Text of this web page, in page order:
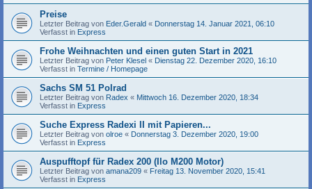
Preise
Letzter Beitrag von Eder.Gerald « Donnerstag 14. Januar 2021, 06:10
Verfasst in Express
Frohe Weihnachten und einen guten Start in 2021
Letzter Beitrag von Peter Klesel « Dienstag 22. Dezember 2020, 16:10
Verfasst in Termine / Homepage
Sachs SM 51 Polrad
Letzter Beitrag von Radex « Mittwoch 16. Dezember 2020, 18:34
Verfasst in Express
Suche Express Radexi II mit Papieren...
Letzter Beitrag von olroe « Donnerstag 3. Dezember 2020, 19:00
Verfasst in Express
Auspufftopf für Radex 200 (Ilo M200 Motor)
Letzter Beitrag von amana209 « Freitag 13. November 2020, 15:41
Verfasst in Express